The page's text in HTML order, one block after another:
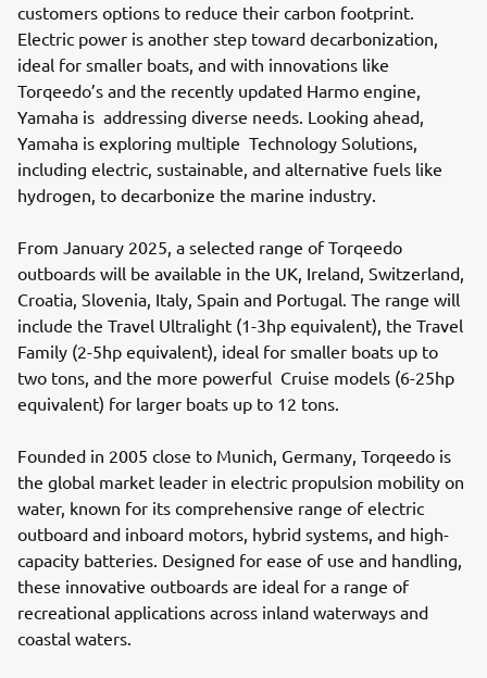
customers options to reduce their carbon footprint.
Electric power is another step toward decarbonization,
ideal for smaller boats, and with innovations like
Torqeedo’s and the recently updated Harmo engine,
Yamaha is addressing diverse needs. Looking ahead,
Yamaha is exploring multiple Technology Solutions,
including electric, sustainable, and alternative fuels like
hydrogen, to decarbonize the marine industry.
From January 2025, a selected range of Torqeedo
outboards will be available in the UK, Ireland, Switzerland,
Croatia, Slovenia, Italy, Spain and Portugal. The range will
include the Travel Ultralight (1-3hp equivalent), the Travel
Family (2-5hp equivalent), ideal for smaller boats up to
two tons, and the more powerful Cruise models (6-25hp
equivalent) for larger boats up to 12 tons.
Founded in 2005 close to Munich, Germany, Torqeedo is
the global market leader in electric propulsion mobility on
water, known for its comprehensive range of electric
outboard and inboard motors, hybrid systems, and high-
capacity batteries. Designed for ease of use and handling,
these innovative outboards are ideal for a range of
recreational applications across inland waterways and
coastal waters.